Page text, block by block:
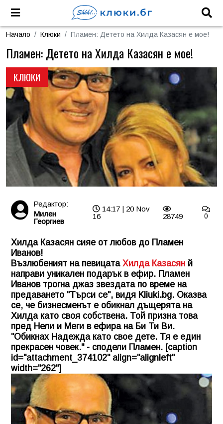
Начало Клюки Пламен: Детето на Хилда Казасян е мое!
КЛЮКИ
Пламен: Детето на Хилда Казасян е мое!
Редактор:
Милен
Георгиев
14:17 | 20 Nov
16
28749 0
Хилда Казасян сияе от любов до Пламен
Иванов!
Възлюбеният на певицата Хилда Казасян й
направи уникален подарък в ефир. Пламен
Иванов трогна джаз звездата по време на
предаването "Търси се", видя Kliuki.bg. Оказва
се, че бизнесменът е обикнал дъщерята на
Хилда като своя собствена. Той призна това
пред Нели и Меги в ефира на Би Ти Ви.
"Обикнах Надежда като свое дете. Тя е един
прекрасен човек." - сподели Пламен. [caption
id="attachment_374102" align="alignleft"
width="262"]